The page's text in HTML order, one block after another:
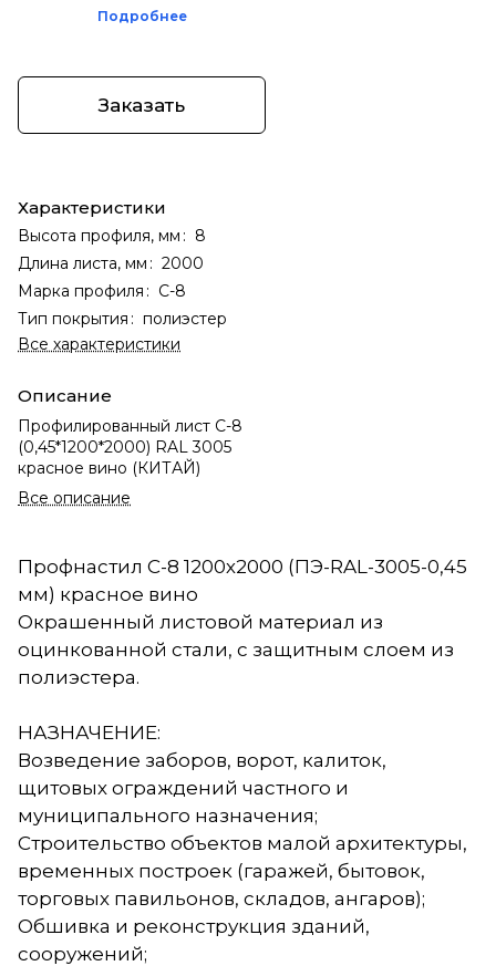
Подробнее
Заказать
Характеристики
Высота профиля, мм : 8
Длина листа, мм : 2000
Марка профиля : С-8
Тип покрытия : полиэстер
Все характеристики
Описание
Профилированный лист С-8
(0,45*1200*2000) RAL 3005
красное вино (КИТАЙ)
Все описание
Профнастил С-8 1200х2000 (ПЭ-RAL-3005-0,45
мм) красное вино
Окрашенный листовой материал из
оцинкованной стали, с защитным слоем из
полиэстера.
НАЗНАЧЕНИЕ:
Возведение заборов, ворот, калиток,
щитовых ограждений частного и
муниципального назначения;
Строительство объектов малой архитектуры,
временных построек (гаражей, бытовок,
торговых павильонов, складов, ангаров);
Обшивка и реконструкция зданий,
сооружений;